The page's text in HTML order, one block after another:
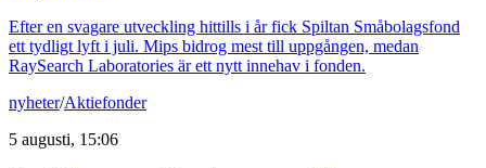
Efter en svagare utveckling hittills i år fick Spiltan Småbolagsfond
ett tydligt lyft i juli. Mips bidrog mest till uppgången, medan
RaySearch Laboratories är ett nytt innehav i fonden.
nyheter/Aktiefonder
5 augusti, 15:06